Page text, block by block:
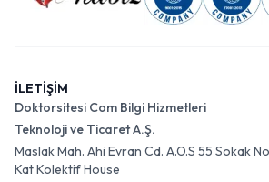
İLETİŞİM
Doktorsitesi Com Bilgi Hizmetleri
Teknoloji ve Ticaret A.Ş.
Maslak Mah. Ahi Evran Cd. A.O.S 55 Sokak
Kat Kolektif House